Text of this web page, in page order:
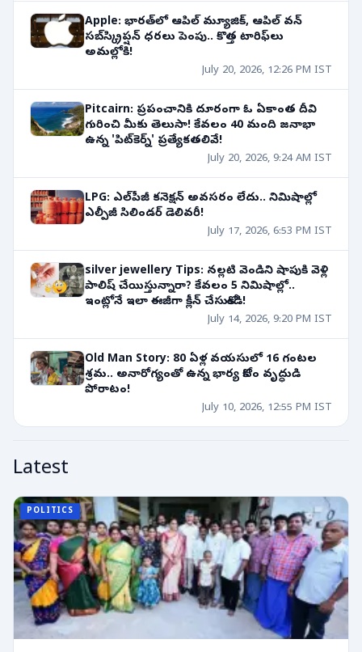
Apple: భారత్‌లో ఆపిల్ మ్యూజిక్, ఆపిల్ వన్
సబ్‌స్క్రిప్షన్ ధరలు పెంపు.. కొత్త టారిఫ్‌లు
అమల్లోకి!
July 20, 2026, 12:26 PM IST
Pitcairn: ప్రపంచానికి దూరంగా ఓ ఏకాంత దీవి
గురించి మీకు తెలుసా! కేవలం 40 మంది జనాభా
ఉన్న 'పిట్‌కెర్న్' ప్రత్యేకతలివే!
July 20, 2026, 9:24 AM IST
LPG: ఎల్‌పీజీ కనెక్షన్ అవసరం లేదు.. నిమిషాల్లో
ఎల్పీజీ సిలిండర్ డెలివరీ!
July 17, 2026, 6:53 PM IST
silver jewellery Tips: నల్లటి వెండిని షాపుకి వెళ్లి
పాలిష్ చేయిస్తున్నారా? కేవలం 5 నిమిషాల్లో..
ఇంట్లోనే ఇలా ఈజీగా క్లీన్ చేసుకోండి!
July 14, 2026, 9:20 PM IST
Old Man Story: 80 ఏళ్ల వయసులో 16 గంటల
శ్రమ.. అనారోగ్యంతో ఉన్న భార్య కోసం వృద్ధుడి
పోరాటం!
July 10, 2026, 12:55 PM IST
Latest
POLITICS